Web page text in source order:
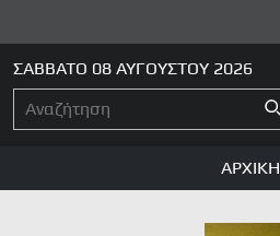
ΣΑΒΒΑΤΟ 08 ΑΥΓΟΥΣΤΟΥ 2026
ΑΡΧΙΚΗ